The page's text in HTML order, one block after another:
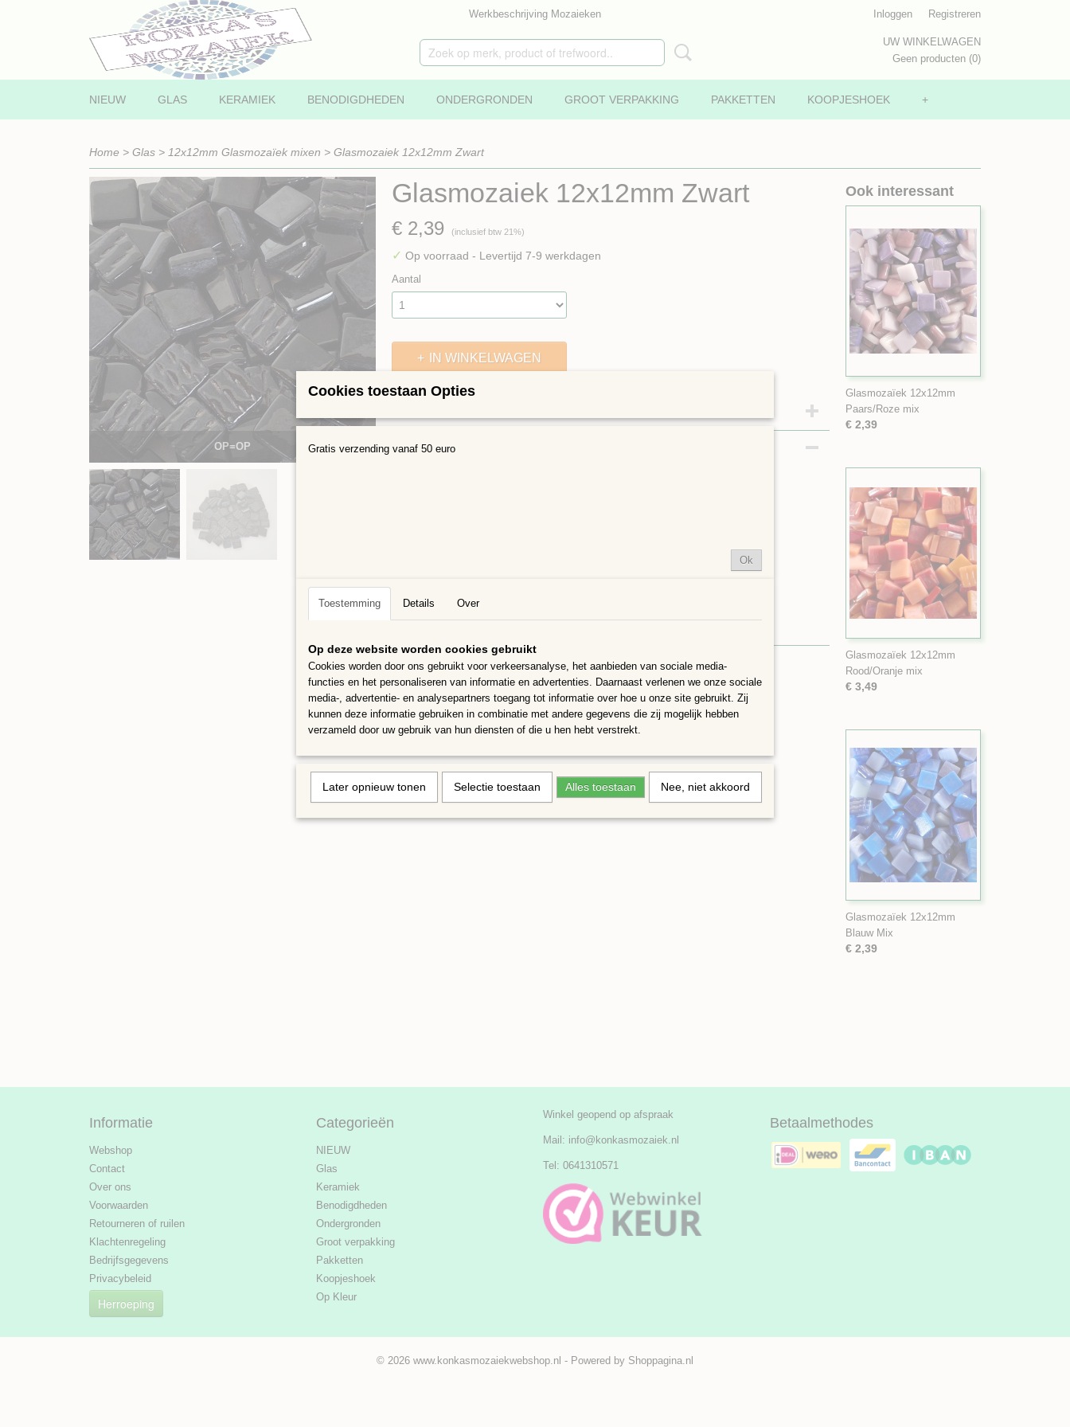
Werkbeschrijving Mozaieken Inloggen Registreren
UW WINKELWAGEN
Geen producten (0)
NIEUW GLAS KERAMIEK BENODIGDHEDEN ONDERGRONDEN GROOT VERPAKKING PAKKETTEN KOOPJESHOEK +
Home > Glas > 12x12mm Glasmozaïek mixen > Glasmozaiek 12x12mm Zwart
OP=OP
Glasmozaiek 12x12mm Zwart
€ 2,39 (inclusief btw 21%)
✓ Op voorraad - Levertijd 7-9 werkdagen
Aantal
IN WINKELWAGEN
Omschrijving
Ze zijn te knippen met een glastang
Ook interessant
Glasmozaïek 12x12mm
Paars/Roze mix
€ 2,39
Glasmozaïek 12x12mm
Rood/Oranje mix
€ 3,49
Glasmozaïek 12x12mm
Blauw Mix
€ 2,39
Informatie
Webshop
Contact
Over ons
Voorwaarden
Retourneren of ruilen
Klachtenregeling
Bedrijfsgegevens
Privacybeleid
Herroeping
Categorieën
NIEUW
Glas
Keramiek
Benodigdheden
Ondergronden
Groot verpakking
Pakketten
Koopjeshoek
Op Kleur
Winkel geopend op afspraak
Mail: info@konkasmozaiek.nl
Tel: 0641310571
Betaalmethodes
© 2026 www.konkasmozaiekwebshop.nl - Powered by Shoppagina.nl
Cookies toestaan Opties
Gratis verzending vanaf 50 euro
Ok
Toestemming Details Over
Op deze website worden cookies gebruikt
Cookies worden door ons gebruikt voor verkeersanalyse, het aanbieden van sociale media-
functies en het personaliseren van informatie en advertenties. Daarnaast verlenen we onze sociale
media-, advertentie- en analysepartners toegang tot informatie over hoe u onze site gebruikt. Zij
kunnen deze informatie gebruiken in combinatie met andere gegevens die zij mogelijk hebben
verzameld door uw gebruik van hun diensten of die u hen hebt verstrekt.
Later opnieuw tonen Selectie toestaan Alles toestaan Nee, niet akkoord